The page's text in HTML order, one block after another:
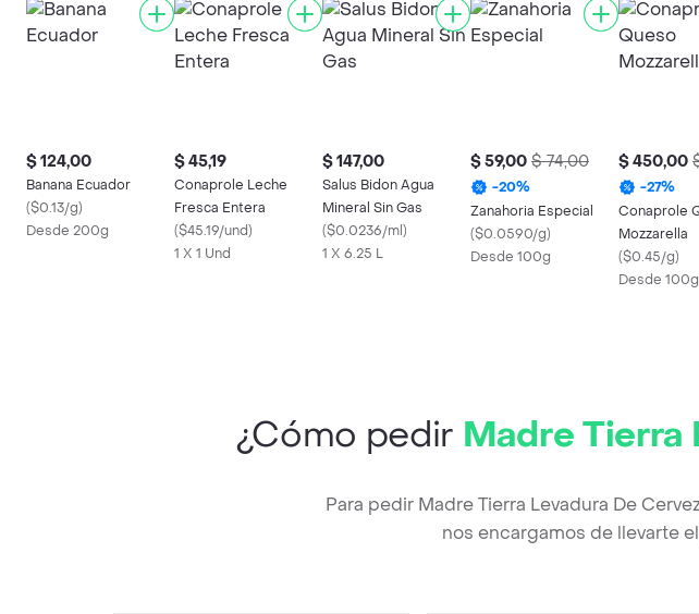
$ 124,00
Banana Ecuador
($0.13/g)
Desde 200g
$ 45,19
Conaprole Leche
Fresca Entera
($45.19/und)
1 X 1 Und
$ 147,00
Salus Bidon Agua
Mineral Sin Gas
($0.0236/ml)
1 X 6.25 L
$ 59,00 $ 74,00
-20%
Zanahoria Especial
($0.0590/g)
Desde 100g
$ 450,00
-27%
Conaprole
Mozzarella
($0.45/g)
Desde 100g
¿Cómo pedir Madre Tierra
Para pedir Madre Tierra Levadura De
nos encargamos de llevarte